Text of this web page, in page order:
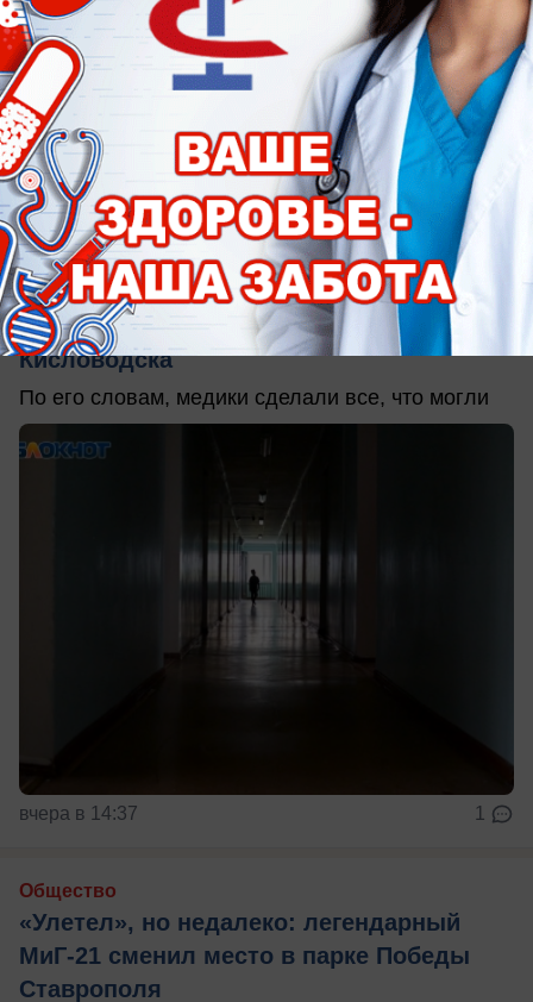
вчера в 15:22 0
Общество
Историю с гибелью пенсионера от укуса
змеи прокомментировал глава
Кисловодска
По его словам, медики сделали все, что могли
вчера в 14:37 1
Общество
«Улетел», но недалеко: легендарный
МиГ-21 сменил место в парке Победы
Ставрополя